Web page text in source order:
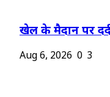
खेल के मैदान पर
Aug 6, 2026 0 3